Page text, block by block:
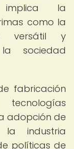
la
como la
versátil y
sociedad
fabricación
adopción de
la industria
políticas de